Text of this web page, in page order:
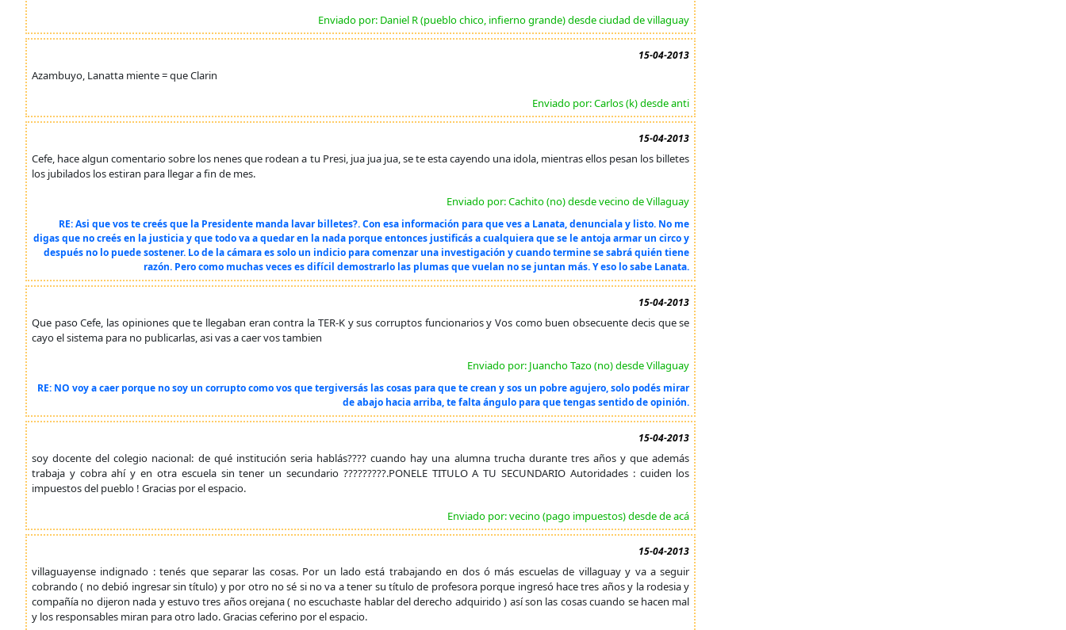
Enviado por: Daniel R (pueblo chico, infierno grande) desde ciudad de villaguay
15-04-2013
Azambuyo, Lanatta miente = que Clarin
Enviado por: Carlos (k) desde anti
15-04-2013
Cefe, hace algun comentario sobre los nenes que rodean a tu Presi, jua jua jua, se te esta cayendo una idola, mientras ellos pesan los billetes
los jubilados los estiran para llegar a fin de mes.
Enviado por: Cachito (no) desde vecino de Villaguay
RE: Asi que vos te creés que la Presidente manda lavar billetes?. Con esa información para que ves a Lanata, denunciala y listo. No me
digas que no creés en la justicia y que todo va a quedar en la nada porque entonces justificás a cualquiera que se le antoja armar un circo y
después no lo puede sostener. Lo de la cámara es solo un indicio para comenzar una investigación y cuando termine se sabrá quién tiene
razón. Pero como muchas veces es difícil demostrarlo las plumas que vuelan no se juntan más. Y eso lo sabe Lanata.
15-04-2013
Que paso Cefe, las opiniones que te llegaban eran contra la TER-K y sus corruptos funcionarios y Vos como buen obsecuente decis que se
cayo el sistema para no publicarlas, asi vas a caer vos tambien
Enviado por: Juancho Tazo (no) desde Villaguay
RE: NO voy a caer porque no soy un corrupto como vos que tergiversás las cosas para que te crean y sos un pobre agujero, solo podés mirar
de abajo hacia arriba, te falta ángulo para que tengas sentido de opinión.
15-04-2013
soy docente del colegio nacional: de qué institución seria hablás???? cuando hay una alumna trucha durante tres años y que además
trabaja y cobra ahí y en otra escuela sin tener un secundario ?????????.PONELE TITULO A TU SECUNDARIO Autoridades : cuiden los
impuestos del pueblo ! Gracias por el espacio.
Enviado por: vecino (pago impuestos) desde de acá
15-04-2013
villaguayense indignado : tenés que separar las cosas. Por un lado está trabajando en dos ó más escuelas de villaguay y va a seguir
cobrando ( no debió ingresar sin título) y por otro no sé si no va a tener su título de profesora porque ingresó hace tres años y la rodesia y
compañía no dijeron nada y estuvo tres años orejana ( no escuchaste hablar del derecho adquirido ) así son las cosas cuando se hacen mal
y los responsables miran para otro lado. Gracias ceferino por el espacio.